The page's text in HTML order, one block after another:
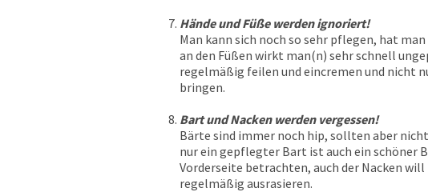
Hände und Füße werden ignoriert!
Man kann sich noch so sehr pflegen, hat
an den Füßen wirkt man(n) sehr schnell
regelmäßig feilen und eincremen und nicht
bringen.
Bart und Nacken werden vergessen!
Bärte sind immer noch hip, sollten aber
nur ein gepflegter Bart ist auch ein schöner
Vorderseite betrachten, auch der Nacken
regelmäßig ausrasieren.